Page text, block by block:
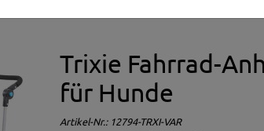
Trixie Fahrrad-
für Hunde
Artikel-Nr.: 12794-TRXI-VAR